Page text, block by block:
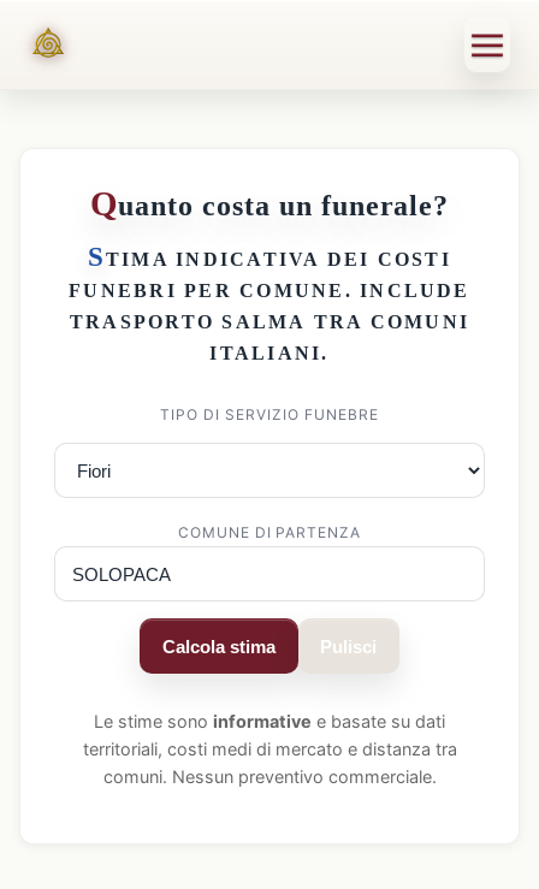
Quanto costa un funerale?
STIMA INDICATIVA DEI COSTI
FUNEBRI PER COMUNE . INCLUDE
TRASPORTO SALMA TRA COMUNI
ITALIANI.
TIPO DI SERVIZIO FUNEBRE
COMUNE DI PARTENZA
Calcola stima Pulisci
Le stime sono informative e basate su dati
territoriali, costi medi di mercato e distanza tra
comuni. Nessun preventivo commerciale.